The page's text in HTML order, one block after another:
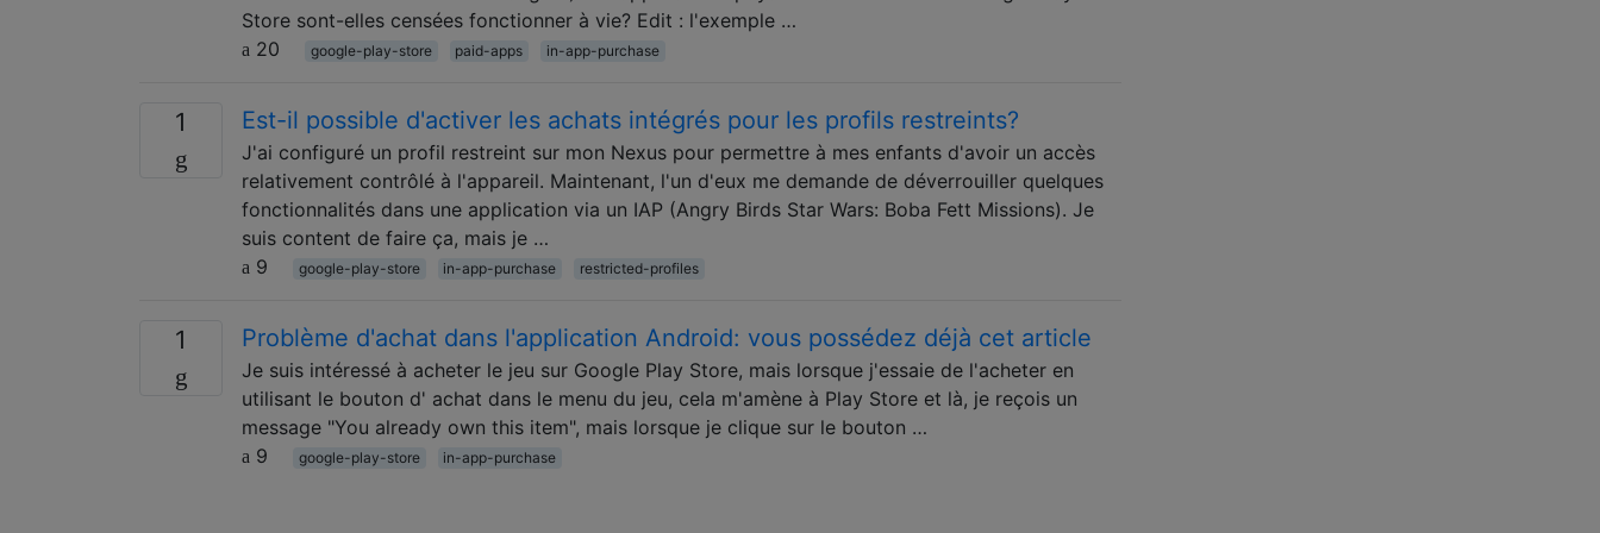
Store sont-elles censées fonctionner à vie? Edit : l'exemple …
20
google-play-store paid-apps in-app-purchase
1 Est-il possible d'activer les achats intégrés pour les profils restreints?
J'ai configuré un profil restreint sur mon Nexus pour permettre à mes enfants d'avoir un accès
relativement contrôlé à l'appareil. Maintenant, l'un d'eux me demande de déverrouiller quelques
fonctionnalités dans une application via un IAP (Angry Birds Star Wars: Boba Fett Missions). Je
suis content de faire ça, mais je …
9
google-play-store in-app-purchase restricted-profiles
1 Problème d'achat dans l'application Android: vous possédez déjà cet article
Je suis intéressé à acheter le jeu sur Google Play Store, mais lorsque j'essaie de l'acheter en
utilisant le bouton d' achat dans le menu du jeu, cela m'amène à Play Store et là, je reçois un
message "You already own this item", mais lorsque je clique sur le bouton …
9
google-play-store in-app-purchase